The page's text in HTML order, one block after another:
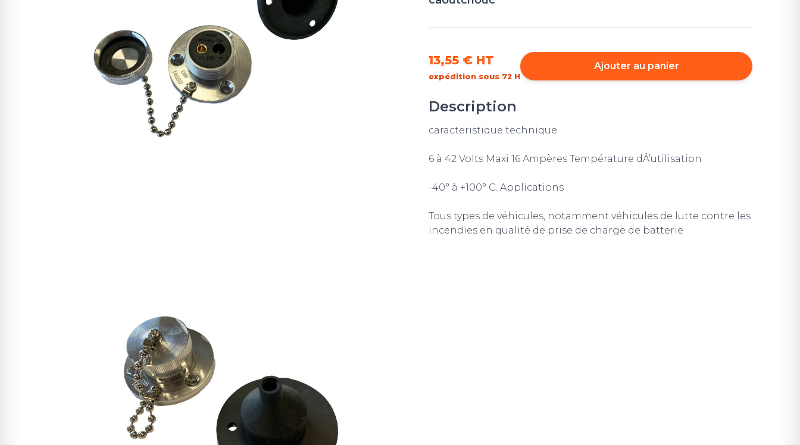
13,55 € HT
expédition sous 72 H
Ajouter au panier
Description
caracteristique technique
6 à 42 Volts Maxi 16 Ampères Température dÂ’utilisation :
-40° à +100° C. Applications :
Tous types de véhicules, notamment véhicules de lutte contre les
incendies en qualité de prise de charge de batterie